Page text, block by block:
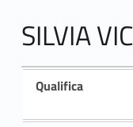
SILVIA
Qualifica